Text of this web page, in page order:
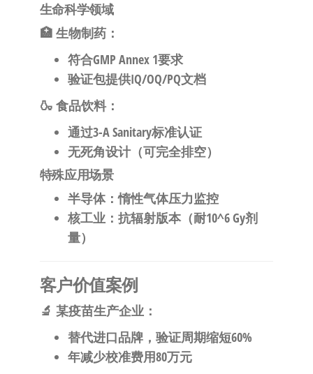
生命科学领域
🏥 生物制药：
符合GMP Annex 1要求
验证包提供IQ/OQ/PQ文档
🍶 食品饮料：
通过3-A Sanitary标准认证
无死角设计（可完全排空）
特殊应用场景
半导体：惰性气体压力监控
核工业：抗辐射版本（耐10^6 Gy剂
量）
客户价值案例
🔬 某疫苗生产企业：
替代进口品牌，验证周期缩短60%
年减少校准费用80万元